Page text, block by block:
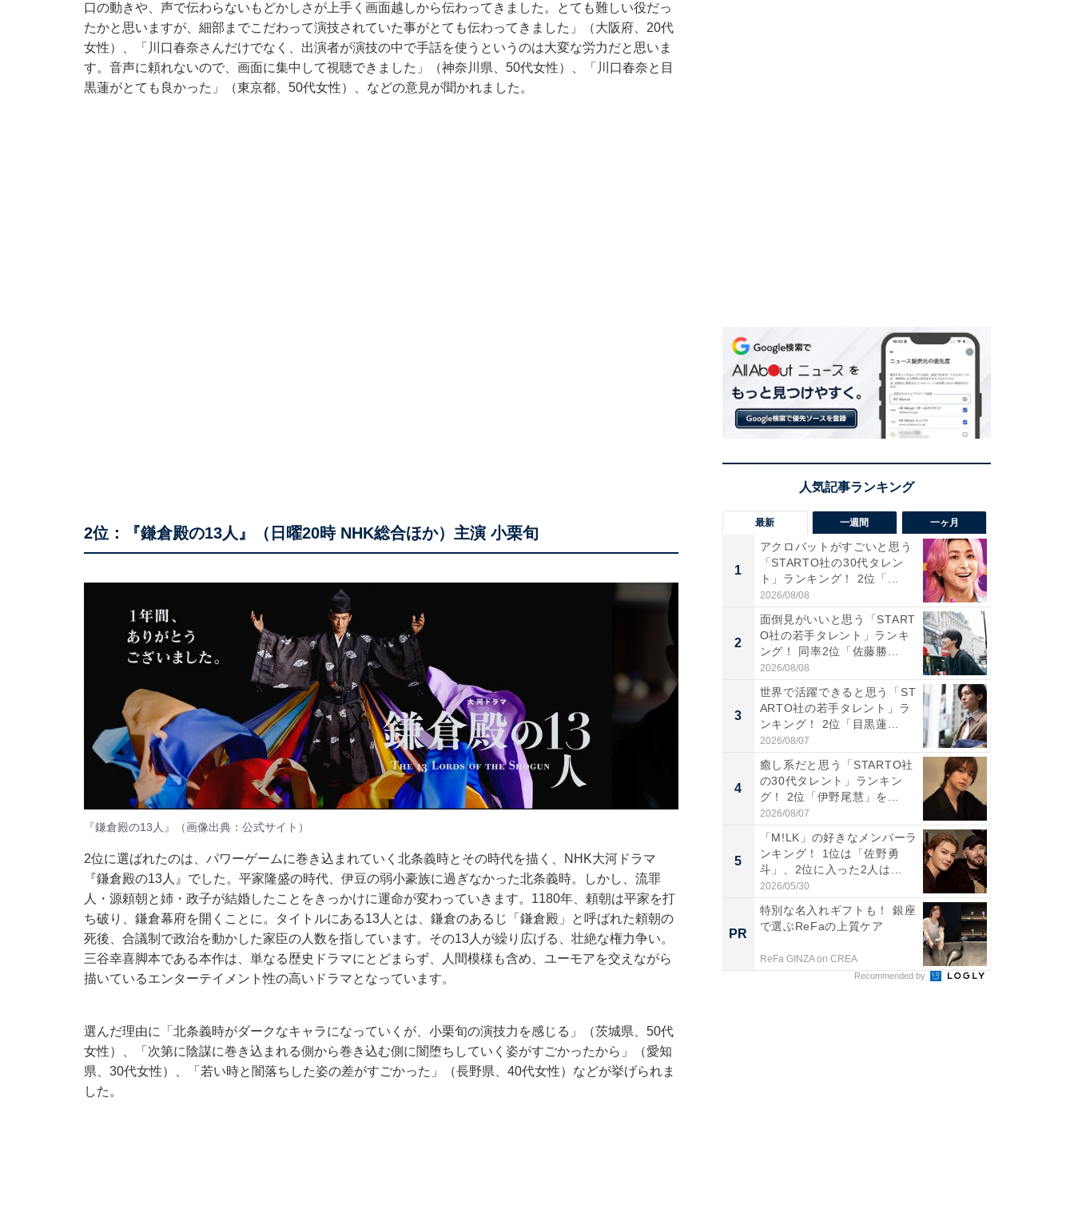
口の動きや、声で伝わらないもどかしさが上手く画面越しから伝わってきました。とても難しい役だっ
たかと思いますが、細部までこだわって演技されていた事がとても伝わってきました」（大阪府、20代
女性）、「川口春奈さんだけでなく、出演者が演技の中で手話を使うというのは大変な労力だと思いま
す。音声に頼れないので、画面に集中して視聴できました」（神奈川県、50代女性）、「川口春奈と目
黒蓮がとても良かった」（東京都、50代女性）、などの意見が聞かれました。
2位：『鎌倉殿の13人』（日曜20時 NHK総合ほか）主演 小栗旬
『鎌倉殿の13人』（画像出典： 公式サイト ）
2位に選ばれたのは、パワーゲームに巻き込まれていく北条義時とその時代を描く、NHK大河ドラマ
『鎌倉殿の13人』でした。平家隆盛の時代、伊豆の弱小豪族に過ぎなかった北条義時。しかし、流罪
人・源頼朝と姉・政子が結婚したことをきっかけに運命が変わっていきます。1180年、頼朝は平家を打
ち破り、鎌倉幕府を開くことに。タイトルにある13人とは、鎌倉のあるじ「鎌倉殿」と呼ばれた頼朝の
死後、合議制で政治を動かした家臣の人数を指しています。その13人が繰り広げる、壮絶な権力争い。
三谷幸喜脚本である本作は、単なる歴史ドラマにとどまらず、人間模様も含め、ユーモアを交えながら
描いているエンターテイメント性の高いドラマとなっています。
選んだ理由に「北条義時がダークなキャラになっていくが、小栗旬の演技力を感じる」（茨城県、50代
女性）、「次第に陰謀に巻き込まれる側から巻き込む側に闇堕ちしていく姿がすごかったから」（愛知
県、30代女性）、「若い時と闇落ちした姿の差がすごかった」（長野県、40代女性）などが挙げられま
した。
最新 一週間 一ヶ月
1
アクロバットがすごいと思う
「STARTO社の30代タレン
ト」ランキング！ 2位「...
2026/08/08
2
面倒見がいいと思う「START
O社の若手タレント」ランキ
ング！ 同率2位「佐藤勝...
2026/08/08
3
世界で活躍できると思う「ST
ARTO社の若手タレント」ラ
ンキング！ 2位「目黒蓮...
2026/08/07
4
癒し系だと思う「STARTO社
の30代タレント」ランキン
グ！ 2位「伊野尾慧」を...
2026/08/07
5
「M!LK」の好きなメンバーラ
ンキング！ 1位は「佐野勇
斗」、2位に入った2人は...
2026/05/30
PR
特別な名入れギフトも！ 銀座
で選ぶReFaの上質ケア
ReFa GINZA on CREA
Recommended by